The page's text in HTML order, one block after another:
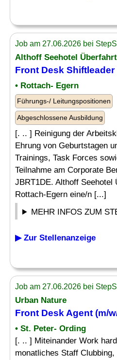
Job am 27.06.2026 bei
Althoff Seehotel Überfahrt
Front Desk Shiftleader
• Rottach- Egern
Führungs-/ Leitungspositionen
Abgeschlossene Ausbildung
[. .. ] Reinigung der
Ehrung von Geburtstagen
Trainings, Task Forces
Teilnahme am Corporate
JBRT1DE. Althoff Seehotel
Rottach-Egern eine/n [...]
MEHR INFOS ZUM
▶ Zur Stellenanzeige
Job am 27.06.2026 bei
Urban Nature
Front Desk Agent (m/
• St. Peter- Ording
[. .. ] Miteinander Work
monatliches Staff